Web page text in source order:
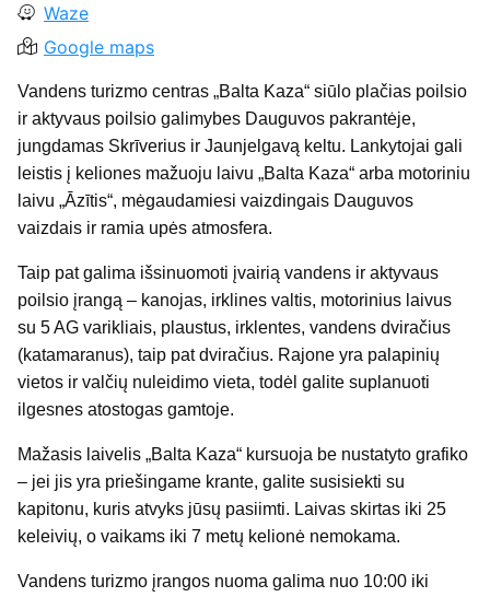
Waze
Google maps
Vandens turizmo centras „Balta Kaza“ siūlo plačias poilsio
ir aktyvaus poilsio galimybes Dauguvos pakrantėje,
jungdamas Skrīverius ir Jaunjelgavą keltu. Lankytojai gali
leistis į keliones mažuoju laivu „Balta Kaza“ arba motoriniu
laivu „Āzītis“, mėgaudamiesi vaizdingais Dauguvos
vaizdais ir ramia upės atmosfera.
Taip pat galima išsinuomoti įvairią vandens ir aktyvaus
poilsio įrangą – kanojas, irklines valtis, motorinius laivus
su 5 AG varikliais, plaustus, irklentes, vandens dviračius
(katamaranus), taip pat dviračius. Rajone yra palapinių
vietos ir valčių nuleidimo vieta, todėl galite suplanuoti
ilgesnes atostogas gamtoje.
Mažasis laivelis „Balta Kaza“ kursuoja be nustatyto grafiko
– jei jis yra priešingame krante, galite susisiekti su
kapitonu, kuris atvyks jūsų pasiimti. Laivas skirtas iki 25
keleivių, o vaikams iki 7 metų kelionė nemokama.
Vandens turizmo įrangos nuoma galima nuo 10:00 iki